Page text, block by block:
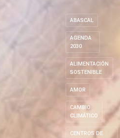
ABASCAL
AGENDA
2030
ALIMENTACIÓN
SOSTENIBLE
AMOR
CAMBIO
CLIMÁTICO
CENTROS DE